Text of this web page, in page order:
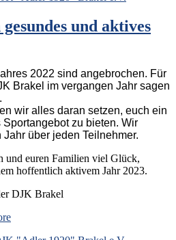
und aktives
2022 sind angebrochen. Für
Brakel im vergangen Jahr sagen
wir alles daran setzen, euch ein
zu bieten. Wir
über jeden Teilnehmer.
und euren Familien viel Glück,
hoffentlich aktivem Jahr 2023.
DJK Brakel